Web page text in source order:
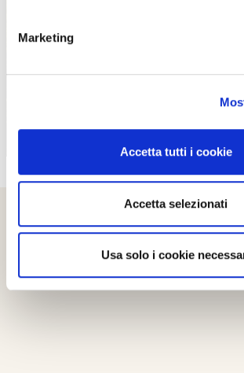
Marketing
Accetta tutti i cookie
Accetta selezionati
Usa solo i cookie